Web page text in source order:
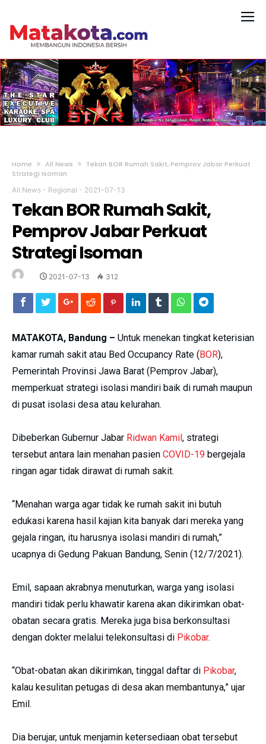
Home All News
Tekan BOR Rumah Sakit, Pemprov Jabar Perkuat
Strategi Isoman
All News - Regional - 2021-07-13
Tekan BOR Rumah Sakit,
Pemprov Jabar Perkuat
Strategi Isoman
2021-07-13 312
MATAKOTA, Bandung – Untuk menekan tingkat keterisian
kamar rumah sakit atau Bed Occupancy Rate ( BOR),
Pemerintah Provinsi Jawa Barat (Pemprov Jabar),
memperkuat strategi isolasi mandiri baik di rumah maupun
di pusat isolasi desa atau kelurahan.
Dibeberkan Gubernur Jabar Ridwan Kamil , strategi
tersebut antara lain menahan pasien COVID-19 bergejala
ringan agar tidak dirawat di rumah sakit.
“Menahan warga agar tidak ke rumah sakit ini butuh
edukasi karena hasil kajian kita banyak dari mereka yang
gejala ringan, itu harusnya isolasi mandiri di rumah,”
ucapnya di Gedung Pakuan Bandung, Senin (12/7/2021).
Emil, sapaan akrabnya menuturkan, warga yang isolasi
mandiri tidak perlu khawatir karena akan dikirimkan obat-
obatan secara gratis. Mereka juga bisa berkonsultasi
dengan dokter melalui telekonsultasi di Pikobar.
“Obat-obatan akan dikirimkan, tinggal daftar di Pikobar,
kalau kesulitan petugas di desa akan membantunya,” ujar
Emil.
Dia berujar, untuk menjamin ketersediaan obat tersebut